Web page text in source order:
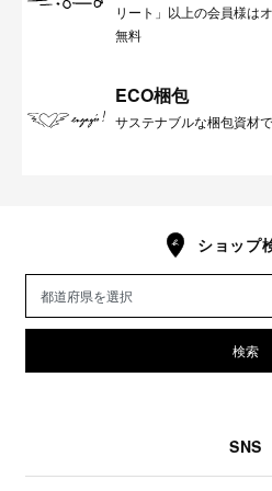
リート」以上の会員様は
無料
ECO梱包
サステナブルな梱包資材
ショップ
検索
SNS